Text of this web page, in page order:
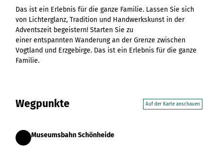
Vertikale
Timeline
Übersicht
Variante 0
Variante 1
XXL-Galerie
Übersicht
Variante 0
Zitat
destination.mail
destination.medialibrary
destination.mediawall
Variante 2
Das ist ein Erlebnis für die ganze Familie. Lassen Sie sich
von Lichterglanz, Tradition und Handwerkskunst in der
Adventszeit begeistern! Starten Sie zu
einer entspannten Wanderung an der Grenze zwischen
Vogtland und Erzgebirge. Das ist ein Erlebnis für die ganze
Familie.
Wegpunkte Auf der Karte anschauen
Start
Museumsbahn Schönheide